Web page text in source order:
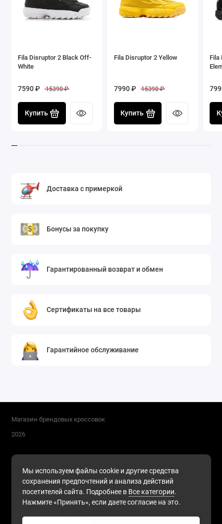
Fila Disruptor 2 Black Off-
White
7590 ₽ 15390 ₽
Купить
Fila Disruptor 2 Yellow
7990 ₽ 15390 ₽
Купить
Fila
Доставка с примеркой
Бонусы за покупку
Гарантированный возврат и обмен
Сертификаты на все товары
Гарантийное обслуживание
Мы используем файлы cookie и другие средства
сохранения предпочтений и анализа действий
посетителей сайта. Подробнее в Все категории.
Нажмите «Принять», если даете согласие на это.
Магазин брендовых кроссовок
2026
Поддержка
+7 (911) 216-68-91
Будни, с 10.00 до 17.00